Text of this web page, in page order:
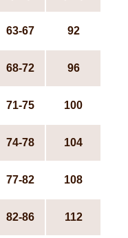
63-67 92
68-72 96
71-75 100
74-78 104
77-82 108
82-86 112